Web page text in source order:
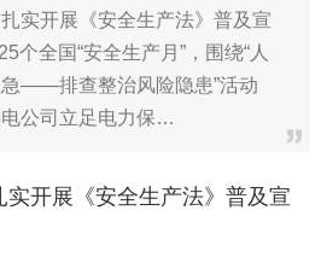
实开展《安全生产法》普及宣
个全国“安全生产月”，围绕“人
急——排查整治风险隐患”活动
公司立足电力保…
实开展《安全生产法》普及宣